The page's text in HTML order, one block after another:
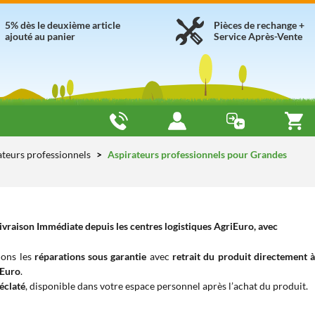
Pièces de rechange +
Service Après-Vente
5% dès le deuxième article
ajouté au panier
professionnels Aspirateurs professionnels pour Grandes
Immédiate depuis les centres logistiques AgriEuro, avec
les réparations sous garantie avec retrait du produit directement à
.
, disponible dans votre espace personnel après l’achat du produit.